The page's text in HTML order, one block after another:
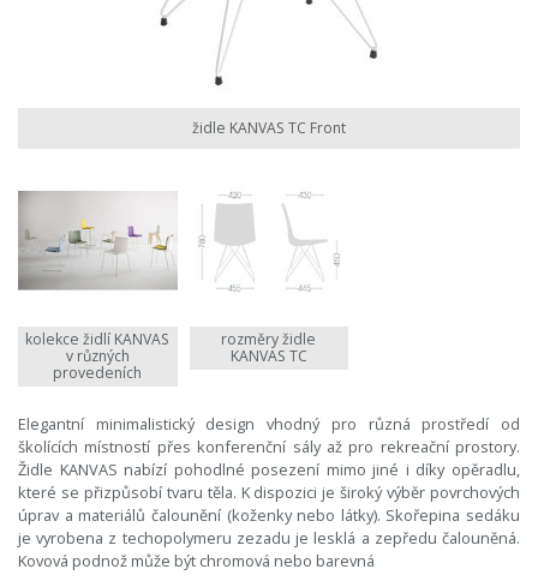
židle KANVAS TC Front
kolekce židlí KANVAS
v různých
provedeních
rozměry židle
KANVAS TC
Elegantní minimalistický design vhodný pro různá prostředí od
školících místností přes konferenční sály až pro rekreační prostory.
Židle KANVAS nabízí pohodlné posezení mimo jiné i díky opěradlu,
které se přizpůsobí tvaru těla. K dispozici je široký výběr povrchových
úprav a materiálů čalounění (koženky nebo látky). Skořepina sedáku
je vyrobena z techopolymeru zezadu je lesklá a zepředu čalouněná.
Kovová podnož může být chromová nebo barevná